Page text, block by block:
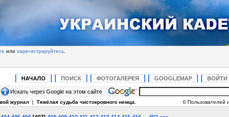
или зарегистрируйтесь.
НАЧАЛО ПОИСК ФОТОГАЛЕРЕЯ GOOGLEMAP ВОЙТИ
Искать через Google на этом сайте
журнал| Тяжёлая судьба чистокровного немца. 0 Пользователей